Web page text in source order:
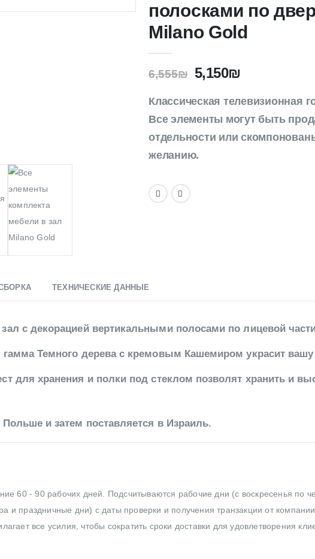
полосками по
Milano Gold
6,555₪ 5,150₪
Классическая телевизионная
Все элементы могут быть
отдельности или
желанию.
ТЕХНИЧЕСКИЕ ДАННЫЕ
с декорацией вертикальными полосами по лицевой
гамма Темного дерева с кремовым Кашемиром украсит вашу
для хранения и полки под стеклом позволят хранить и
и затем поставляется в Израиль.
60 - 90 рабочих дней. Подсчитываются рабочие дни (с воскресенья по
и праздничные дни) с даты проверки и получения транзакции от
все усилия, чтобы сократить сроки доставки для удовлетворения